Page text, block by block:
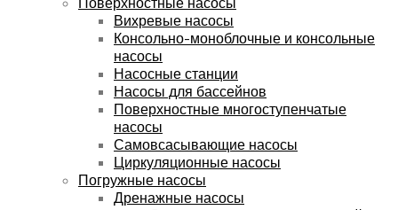
Вихревые насосы
Консольно-моноблочные и консольные
насосы
Насосные станции
Насосы для бассейнов
Поверхностные многоступенчатые
насосы
Самовсасывающие насосы
Циркуляционные насосы
Погружные насосы
Дренажные насосы